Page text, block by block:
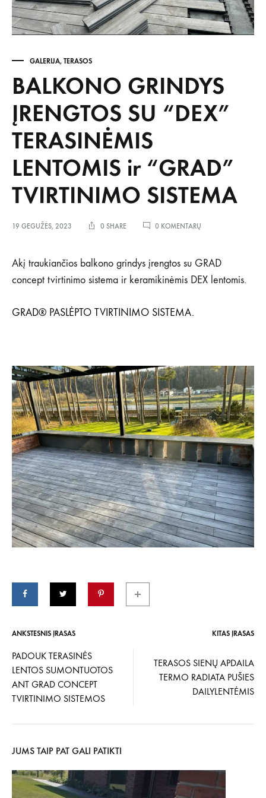
GALERIJA, TERASOS
BALKONO GRINDYS
ĮRENGTOS SU “DEX”
TERASINĖMIS
LENTOMIS ir “GRAD”
TVIRTINIMO SISTEMA
19 GEGUŽĖS, 2023 0 SHARE 0 KOMENTARŲ
ĮRENGTOS
SU
“DEX”
Akį traukiančios balkono grindys įrengtos su GRAD
concept tvirtinimo sistema ir keramikinėmis DEX lentomis.
GRAD® PASLĖPTO TVIRTINIMO SISTEMA.
Įrašo
navigacija
ANKSTESNIS ĮRAŠAS KITAS ĮRAŠAS
PADOUK TERASINĖS
LENTOS SUMONTUOTOS
ANT GRAD CONCEPT
TVIRTINIMO SISTEMOS
TERASOS SIENŲ APDAILA
TERMO RADIATA PUŠIES
DAILYLENTĖMIS
JUMS TAIP PAT GALI PATIKTI